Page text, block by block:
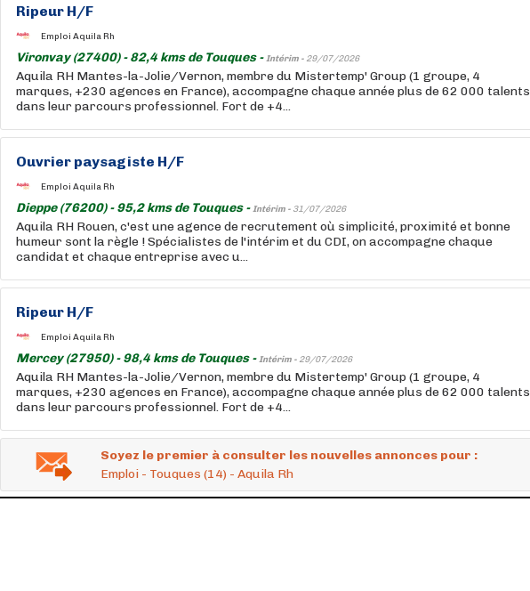
Ripeur H/F
Emploi Aquila Rh
Vironvay (27400) - 82,4 kms de Touques -Intérim - 29/07/2026
Aquila RH Mantes-la-Jolie/Vernon, membre du Mistertemp' Group (1 groupe, 4
marques, +230 agences en France), accompagne chaque année plus de 62 000 talents
dans leur parcours professionnel. Fort de +4...
Ouvrier paysagiste H/F
Emploi Aquila Rh
Dieppe (76200) - 95,2 kms de Touques -Intérim - 31/07/2026
Aquila RH Rouen, c'est une agence de recrutement où simplicité, proximité et bonne
humeur sont la règle ! Spécialistes de l'intérim et du CDI, on accompagne chaque
candidat et chaque entreprise avec u...
Ripeur H/F
Emploi Aquila Rh
Mercey (27950) - 98,4 kms de Touques -Intérim - 29/07/2026
Aquila RH Mantes-la-Jolie/Vernon, membre du Mistertemp' Group (1 groupe, 4
marques, +230 agences en France), accompagne chaque année plus de 62 000 talents
dans leur parcours professionnel. Fort de +4...
Soyez le premier à consulter les nouvelles annonces pour :
Emploi - Touques (14) - Aquila Rh